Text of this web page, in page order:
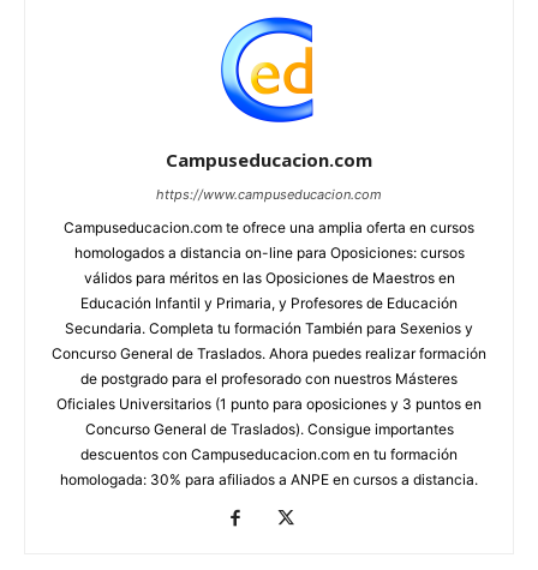
Campuseducacion.com
https://www.campuseducacion.com
Campuseducacion.com te ofrece una amplia oferta en cursos
homologados a distancia on-line para Oposiciones: cursos
válidos para méritos en las Oposiciones de Maestros en
Educación Infantil y Primaria, y Profesores de Educación
Secundaria. Completa tu formación También para Sexenios y
Concurso General de Traslados. Ahora puedes realizar formación
de postgrado para el profesorado con nuestros Másteres
Oficiales Universitarios (1 punto para oposiciones y 3 puntos en
Concurso General de Traslados). Consigue importantes
descuentos con Campuseducacion.com en tu formación
homologada: 30% para afiliados a ANPE en cursos a distancia.